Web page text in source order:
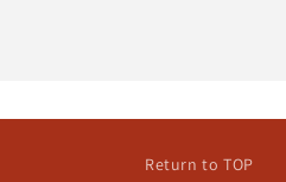
Return to TOP